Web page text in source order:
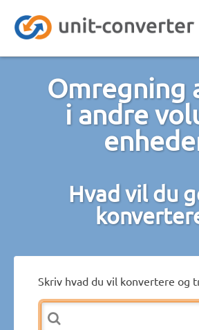
Omregning
i andre
Hvad vil du
Skriv hvad du vil konvertere og